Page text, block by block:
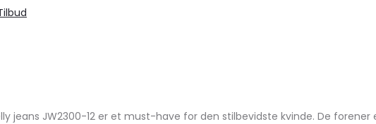
jeans JW2300-12 er et must-have for den stilbevidste kvinde. De